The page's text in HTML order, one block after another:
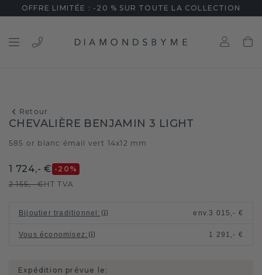
OFFRE LIMITÉE : -20 % SUR TOUTE LA COLLECTION
Retour
CHEVALIÈRE BENJAMIN 3 LIGHT
585 or blanc émail vert 14x12 mm
1 724,- € -20 %
2 155,- €HT TVA
Bijoutier traditionnel : env.3 015,- €
Vous économisez: 1 291,- €
Expédition prévue le: